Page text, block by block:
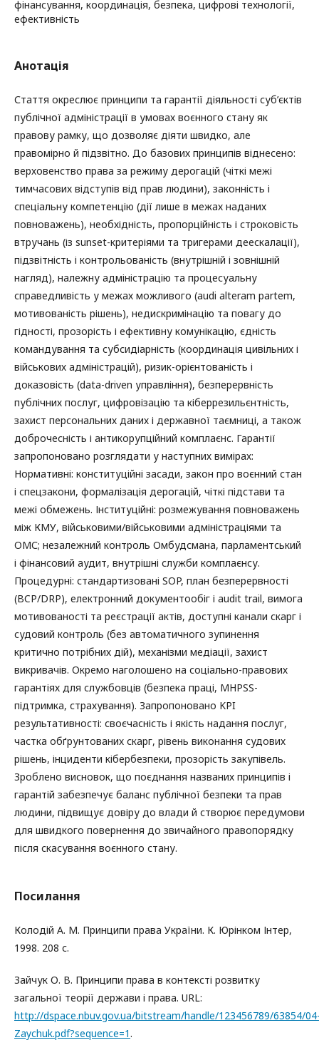
фінансування, координація, безпека, цифрові технології,
ефективність
Анотація
Стаття окреслює принципи та гарантії діяльності суб’єктів
публічної адміністрації в умовах воєнного стану як
правову рамку, що дозволяє діяти швидко, але
правомірно й підзвітно. До базових принципів віднесено:
верховенство права за режиму дерогацій (чіткі межі
тимчасових відступів від прав людини), законність і
спеціальну компетенцію (дії лише в межах наданих
повноважень), необхідність, пропорційність і строковість
втручань (із sunset-критеріями та тригерами деескалації),
підзвітність і контрольованість (внутрішній і зовнішній
нагляд), належну адміністрацію та процесуальну
справедливість у межах можливого (audi alteram partem,
мотивованість рішень), недискримінацію та повагу до
гідності, прозорість і ефективну комунікацію, єдність
командування та субсидіарність (координація цивільних і
військових адміністрацій), ризик-орієнтованість і
доказовість (data-driven управління), безперервність
публічних послуг, цифровізацію та кіберрезильєнтність,
захист персональних даних і державної таємниці, а також
доброчесність і антикорупційний комплаєнс. Гарантії
запропоновано розглядати у наступних вимірах:
Нормативні: конституційні засади, закон про воєнний стан
і спецзакони, формалізація дерогацій, чіткі підстави та
межі обмежень. Інституційні: розмежування повноважень
між КМУ, військовими/військовими адміністраціями та
ОМС; незалежний контроль Омбудсмана, парламентський
і фінансовий аудит, внутрішні служби комплаєнсу.
Процедурні: стандартизовані SOP, план безперервності
(BCP/DRP), електронний документообіг і audit trail, вимога
мотивованості та реєстрації актів, доступні канали скарг і
судовий контроль (без автоматичного зупинення
критично потрібних дій), механізми медіації, захист
викривачів. Окремо наголошено на соціально-правових
гарантіях для службовців (безпека праці, MHPSS-
підтримка, страхування). Запропоновано KPI
результативності: своєчасність і якість надання послуг,
частка обґрунтованих скарг, рівень виконання судових
рішень, інциденти кібербезпеки, прозорість закупівель.
Зроблено висновок, що поєднання названих принципів і
гарантій забезпечує баланс публічної безпеки та прав
людини, підвищує довіру до влади й створює передумови
для швидкого повернення до звичайного правопорядку
після скасування воєнного стану.
Посилання
Колодій А. М. Принципи права України. К. Юрінком Інтер,
1998. 208 с.
Зайчук О. В. Принципи права в контексті розвитку
загальної теорії держави і права. URL:
http://dspace.nbuv.gov.ua/bitstream/handle/123456789/63854/
Zaychuk.pdf?sequence=1.